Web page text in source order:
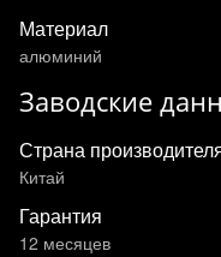
Материал
алюминий
Заводские
Страна
Китай
Гарантия
12 месяцев